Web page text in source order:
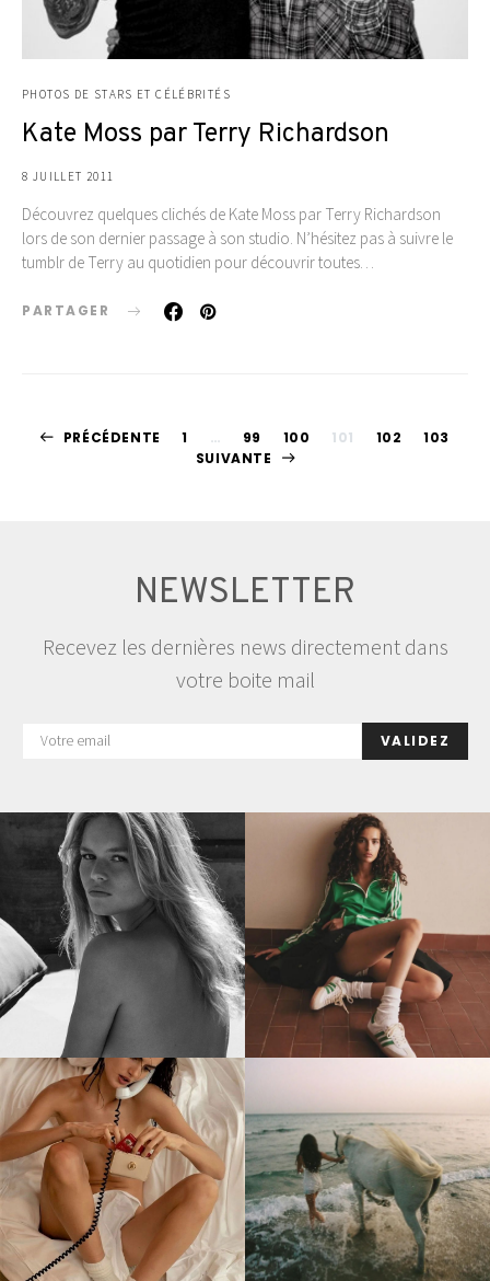
PHOTOS DE STARS ET CÉLÉBRITÉS
Kate Moss par Terry Richardson
8 JUILLET 2011
Découvrez quelques clichés de Kate Moss par Terry Richardson
lors de son dernier passage à son studio. N’hésitez pas à suivre le
tumblr de Terry au quotidien pour découvrir toutes…
PARTAGER
Pagination
PRÉCÉDENTE 1 … 99 100 101 102
103
SUIVANTE
NEWSLETTER
Recevez les dernières news directement dans
votre boite mail
VALIDEZ